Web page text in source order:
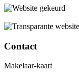
Contact
Makelaar-kaart